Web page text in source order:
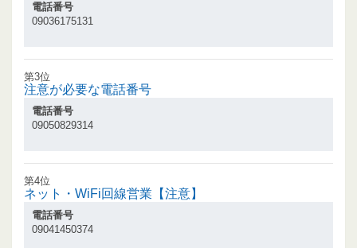
電話番号
09036175131
第3位
注意が必要な電話番号
電話番号
09050829314
第4位
ネット・WiFi回線営業【注意】
電話番号
09041450374